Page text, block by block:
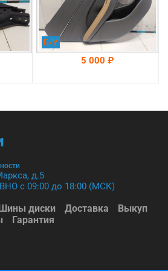
Б/У
5 000 ₽
-->
д.5
с 09:00 до 18:00 (МСК)
диски Доставка
Выкуп
Гарантия